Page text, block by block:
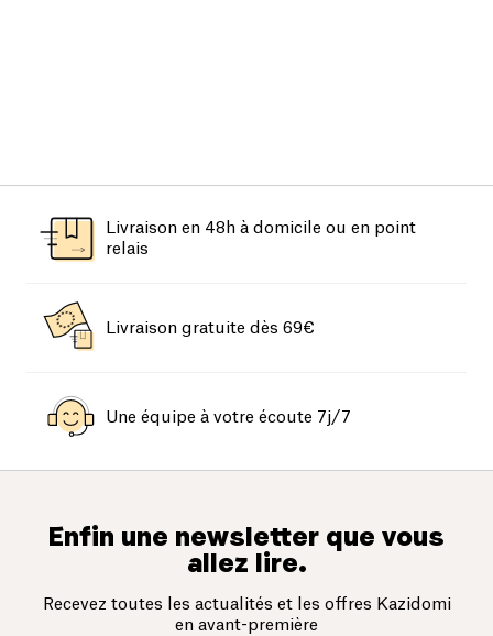
Livraison en 48h à domicile ou en point
relais
Livraison gratuite dès 69€
Une équipe à votre écoute 7j/7
Enfin une newsletter que vous
allez lire.
Recevez toutes les actualités et les offres Kazidomi
en avant-première